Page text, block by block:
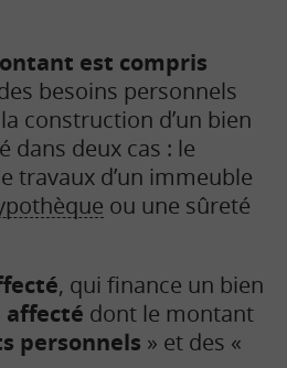
est compris
besoins personnels
construction d’un bien
dans deux cas : le
travaux d’un immeuble
ou une sûreté
, qui finance un bien
affecté dont le montant
personnels » et des «